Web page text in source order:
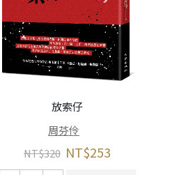
放索仔
周芬伶
NT$320 NT$253